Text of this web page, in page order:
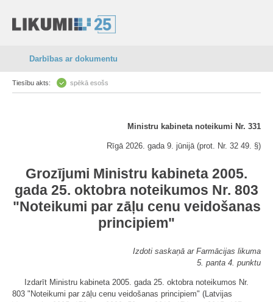
Darbības ar dokumentu
Tiesību akts: spēkā esošs
Ministru kabineta noteikumi Nr. 331
Rīgā 2026. gada 9. jūnijā (prot. Nr. 32 49. §)
Grozījumi Ministru kabineta 2005.
gada 25. oktobra noteikumos Nr. 803
"Noteikumi par zāļu cenu veidošanas
principiem"
Izdoti saskaņā ar Farmācijas likuma
5. panta 4. punktu
Izdarīt Ministru kabineta 2005. gada 25. oktobra noteikumos Nr.
803 "Noteikumi par zāļu cenu veidošanas principiem" (Latvijas